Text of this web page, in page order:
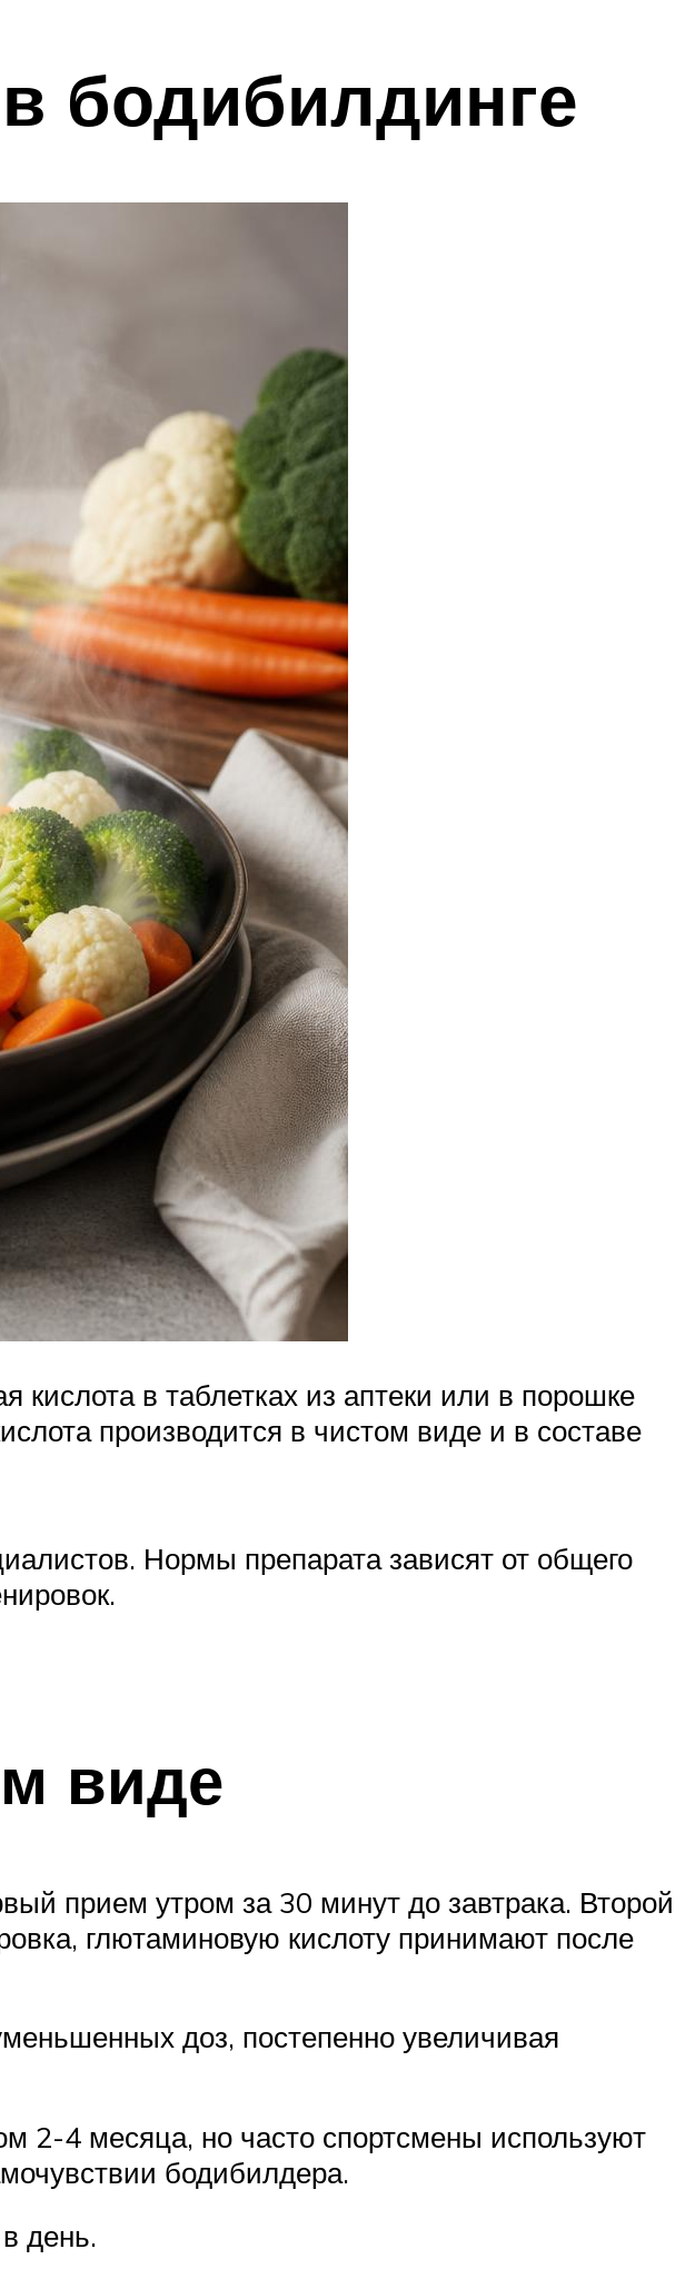
бодибилдинге
в таблетках из аптеки или в порошке
производится в чистом виде и в составе
Нормы препарата зависят от общего
виде
прием утром за 30 минут до завтрака. Второй
глютаминовую кислоту принимают после
доз, постепенно увеличивая
2-4 месяца, но часто спортсмены используют
бодибилдера.
день.